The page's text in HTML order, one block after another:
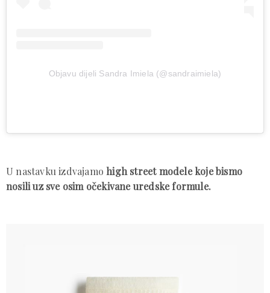
Objavu dijeli Sandra Imiela (@sandraimiela)
U nastavku izdvajamo high street modele koje bismo
nosili uz sve osim očekivane uredske formule.